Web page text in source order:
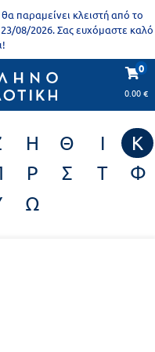
παραμείνει κλειστή από το
08/2026. Σας ευχόμαστε καλό
0
0.00€
Η Θ Ι
Κ
Ρ Σ Τ
Φ
Ω